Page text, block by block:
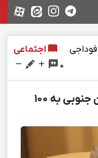
اجتماعی
0
مبتلایان به ویروس کرونا در خراسان جنوبی به ۱۰۰